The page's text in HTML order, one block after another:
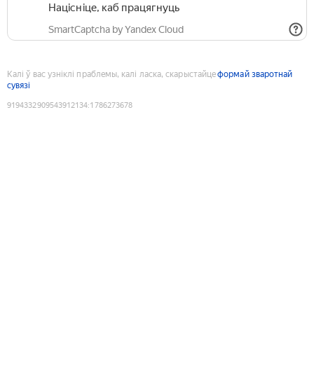
Націсніце, каб працягнуць
SmartCaptcha by Yandex Cloud
Калі ў вас узніклі праблемы, калі ласка, скарыстайцеформай зваротнай
сувязі
9194332909543912134:1786273678